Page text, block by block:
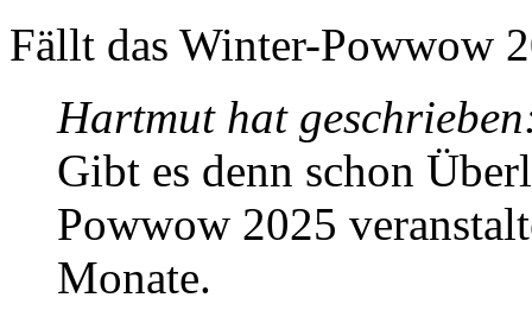
Fällt das Winter-Powwow
Hartmut hat
Gibt es denn schon
Powwow 2025
Monate.